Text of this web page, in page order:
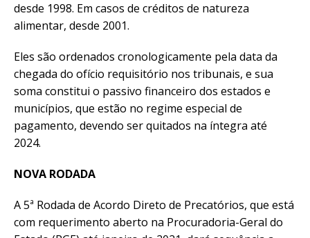
desde 1998. Em casos de créditos de natureza
alimentar, desde 2001.
Eles são ordenados cronologicamente pela data da
chegada do ofício requisitório nos tribunais, e sua
soma constitui o passivo financeiro dos estados e
municípios, que estão no regime especial de
pagamento, devendo ser quitados na íntegra até
2024.
NOVA RODADA
A 5ª Rodada de Acordo Direto de Precatórios, que está
com requerimento aberto na Procuradoria-Geral do